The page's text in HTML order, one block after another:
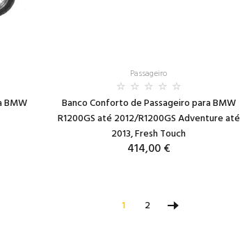
BMW
Passageiro
Banco Conforto de Passageiro para BMW
R1200GS até 2012/R1200GS Adventure até
2013, Fresh Touch
414,00 €
1 2